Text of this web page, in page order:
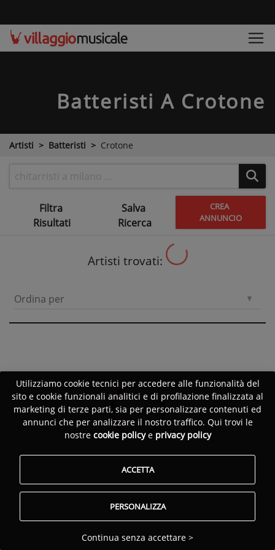
Batteristi A Crotone
Artisti Batteristi Crotone
Filtra
Risultati
Salva
Ricerca
CREA
ANNUNCIO
Artisti trovati:
Ordina per
Utilizziamo cookie tecnici per accedere alle funzionalità del
sito e cookie funzionali analitici e di profilazione finalizzata al
marketing di terze parti, sia per personalizzare contenuti ed
annunci che per analizzare il nostro traffico. Qui trovi le
nostre cookie policye privacy policy
ACCETTA
PERSONALIZZA
Continua senza accettare >